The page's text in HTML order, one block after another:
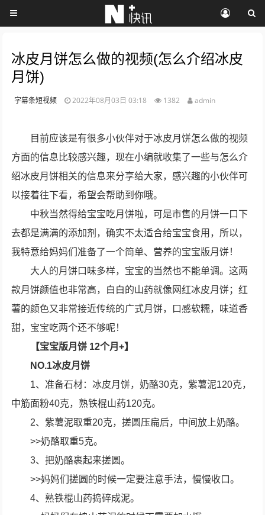
冰皮月饼怎么做的视频(怎么介绍冰皮
月饼)
字幕条短视频 2022年08月03日 03:18 1382 admin
目前应该是有很多小伙伴对于冰皮月饼怎么做的视频
方面的信息比较感兴趣，现在小编就收集了一些与怎么介
绍冰皮月饼相关的信息来分享给大家，感兴趣的小伙伴可
以接着往下看，希望会帮助到你哦。
中秋当然得给宝宝吃月饼啦，可是市售的月饼一口下
去都是满满的添加剂，确实不太适合给宝宝食用，所以，
我特意给妈妈们准备了一个简单、营养的宝宝版月饼！
大人的月饼口味多样，宝宝的当然也不能单调。这两
款月饼颜值也非常高，白白的山药就像网红冰皮月饼；红
薯的颜色又非常接近传统的广式月饼，口感软糯，味道香
甜，宝宝吃两个还不够呢！
【宝宝版月饼 12个月+】
NO.1冰皮月饼
1、准备石材：冰皮月饼，奶酪30克，紫薯泥120克，
中筋面粉40克，熟铁棍山药120克。
2、紫薯泥取重20克，搓圆压扁后，中间放上奶酪。
>>奶酪取重5克。
3、把奶酪裹起来搓圆。
>>妈妈们搓圆的时候一定要注意手法，慢慢收口。
4、熟铁棍山药捣碎成泥。